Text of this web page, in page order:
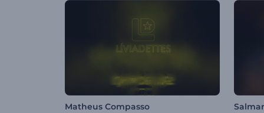
Matheus Compasso